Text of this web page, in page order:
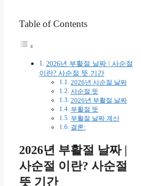
Table of Contents
2026년 부활절 날짜 | 사순절
이란? 사순절 뜻 기간
2026년 사순절 날짜
사순절 뜻
2026년 부활절 날짜
부활절 뜻
부활절 날짜 계산
결론:
2026년 부활절 날짜 |
사순절 이란? 사순절
뜻 기간